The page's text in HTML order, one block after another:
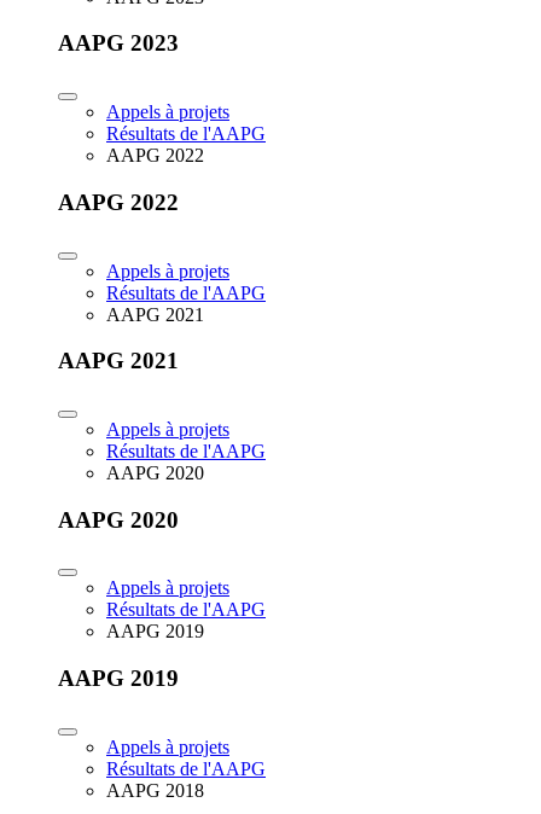
AAPG 2023
Appels à projets
Résultats de l'AAPG
AAPG 2022
AAPG 2022
Appels à projets
Résultats de l'AAPG
AAPG 2021
AAPG 2021
Appels à projets
Résultats de l'AAPG
AAPG 2020
AAPG 2020
Appels à projets
Résultats de l'AAPG
AAPG 2019
AAPG 2019
Appels à projets
Résultats de l'AAPG
AAPG 2018